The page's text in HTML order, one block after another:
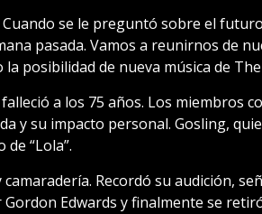
se le preguntó sobre el
pasada. Vamos a reunirnos de
posibilidad de nueva música de
a los 75 años. Los miembros
y su impacto personal. Gosling,
“Lola”.
Recordó su audición,
Edwards y finalmente se